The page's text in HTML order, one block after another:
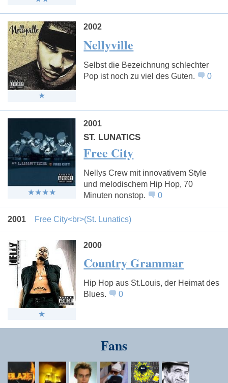
2002
Nellyville
Selbst die Bezeichnung schlechter
Pop ist noch zu viel des Guten.
0
2001
ST. LUNATICS
Free City
Nellys Crew mit innovativem Style
und melodischem Hip Hop, 70
Minuten nonstop.
0
2001 Free City<br>(St. Lunatics)
2000
Country Grammar
Hip Hop aus St.Louis, der Heimat des
Blues.
0
Fans